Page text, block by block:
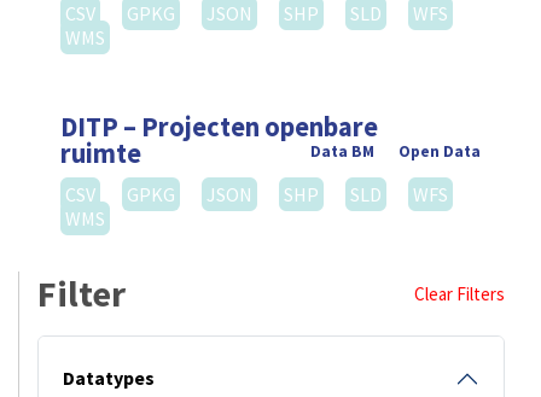
CSV
GPKG JSON SHP SLD
WFS
WMS
DITP – Projecten openbare
ruimte Open Data
Data BM
CSV GPKG JSON SHP SLD
WFS
WMS
Filter Clear Filters
Datatypes